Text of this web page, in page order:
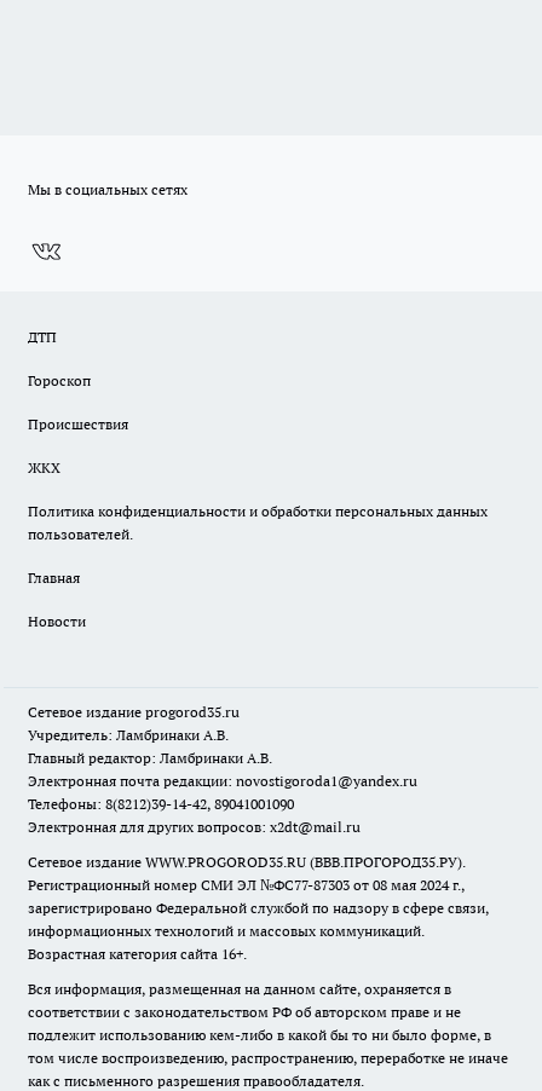
Мы в социальных сетях
ДТП
Гороскоп
Происшествия
ЖКХ
Политика конфиденциальности и обработки персональных данных
пользователей.
Главная
Новости
Сетевое издание progorod35.ru
Учредитель: Ламбринаки А.В.
Главный редактор: Ламбринаки А.В.
Электронная почта редакции: novostigoroda1@yandex.ru
Телефоны: 8(8212)39-14-42, 89041001090
Электронная для других вопросов: x2dt@mail.ru
Сетевое издание WWW.PROGOROD35.RU (ВВВ.ПРОГОРОД35.РУ).
Регистрационный номер СМИ ЭЛ №ФС77-87303 от 08 мая 2024 г.,
зарегистрировано Федеральной службой по надзору в сфере связи,
информационных технологий и массовых коммуникаций.
Возрастная категория сайта 16+.
Вся информация, размещенная на данном сайте, охраняется в
соответствии с законодательством РФ об авторском праве и не
подлежит использованию кем-либо в какой бы то ни было форме, в
том числе воспроизведению, распространению, переработке не иначе
как с письменного разрешения правообладателя.